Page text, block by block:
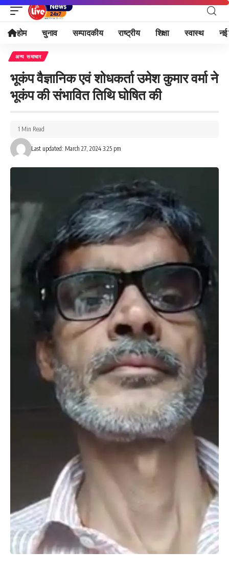
होम चुनाव सम्पादकीय राष्ट्रीय शिक्षा स्वास्थ नई
अन्य समाचार
भूकंप वैज्ञानिक एवं शोधकर्ता उमेश कुमार वर्मा ने
भूकंप की संभावित तिथि घोषित की
Last updated: March 27, 2024 3:25 pm
1 Min Read